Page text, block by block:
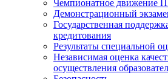
Чемпионатное
Демонстрационный
Государственная
кредитования
Результаты специальной
Независимая оценка
осуществления